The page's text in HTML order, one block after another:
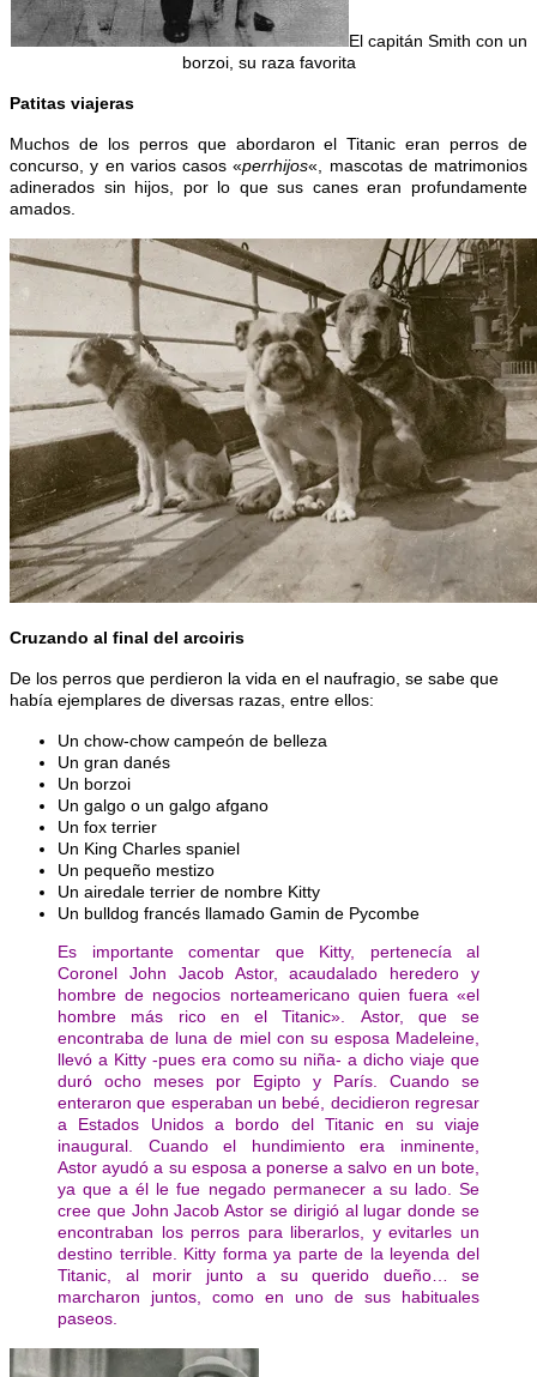
El capitán Smith con un
borzoi, su raza favorita
Patitas viajeras
Muchos de los perros que abordaron el Titanic eran perros de
concurso, y en varios casos «perrhijos«, mascotas de matrimonios
adinerados sin hijos, por lo que sus canes eran profundamente
amados.
Cruzando al final del arcoiris
De los perros que perdieron la vida en el naufragio, se sabe que
había ejemplares de diversas razas, entre ellos:
Un chow-chow campeón de belleza
Un gran danés
Un borzoi
Un galgo o un galgo afgano
Un fox terrier
Un King Charles spaniel
Un pequeño mestizo
Un airedale terrier de nombre Kitty
Un bulldog francés llamado Gamin de Pycombe
Es importante comentar que Kitty, pertenecía al
Coronel John Jacob Astor, acaudalado heredero y
hombre de negocios norteamericano quien fuera «el
hombre más rico en el Titanic». Astor, que se
encontraba de luna de miel con su esposa Madeleine,
llevó a Kitty -pues era como su niña- a dicho viaje que
duró ocho meses por Egipto y París. Cuando se
enteraron que esperaban un bebé, decidieron regresar
a Estados Unidos a bordo del Titanic en su viaje
inaugural. Cuando el hundimiento era inminente,
Astor ayudó a su esposa a ponerse a salvo en un bote,
ya que a él le fue negado permanecer a su lado. Se
cree que John Jacob Astor se dirigió al lugar donde se
encontraban los perros para liberarlos, y evitarles un
destino terrible. Kitty forma ya parte de la leyenda del
Titanic, al morir junto a su querido dueño… se
marcharon juntos, como en uno de sus habituales
paseos.